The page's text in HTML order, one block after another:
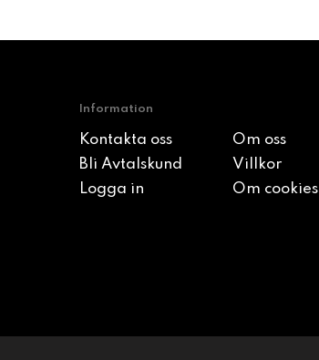
Information
Kontakta oss
Om oss
Bli Avtalskund
Villkor
Logga in
Om cookies